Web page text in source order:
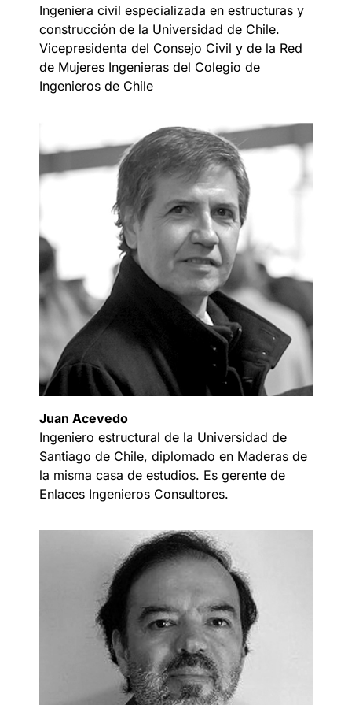
Ingeniera civil especializada en estructuras y
construcción de la Universidad de Chile.
Vicepresidenta del Consejo Civil y de la Red
de Mujeres Ingenieras del Colegio de
Ingenieros de Chile
Juan Acevedo
Ingeniero estructural de la Universidad de
Santiago de Chile, diplomado en Maderas de
la misma casa de estudios. Es gerente de
Enlaces Ingenieros Consultores.